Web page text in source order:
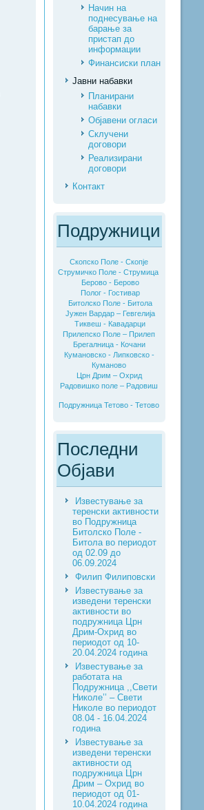
Начин на
поднесување на
барање за
пристап до
информации
Финансиски план
Јавни набавки
Планирани
набавки
Објавени огласи
Склучени
договори
Реализирани
договори
Контакт
Подружници
Скопско Поле - Скопје
Струмичко Поле - Струмица
Берово - Берово
Полог - Гостивар
Битолско Поле - Битола
Јужен Вардар – Гевгелија
Тиквеш - Кавадарци
Прилепско Поле – Прилеп
Брегалница - Кочани
Кумановско - Липковско -
Куманово
Црн Дрим – Охрид
Радовишко поле – Радовиш
Подружница Тетово - Тетово
Последни
Објави
Известување за
теренски активности
во Подружница
Битолско Поле -
Битола во периодот
од 02.09 до
06.09.2024
Филип Филиповски
Известување за
изведени теренски
активности во
подружница Црн
Дрим-Охрид во
периодот од 10-
20.04.2024 година
Известување за
работата на
Подружница ,,Свети
Николе’’ – Свети
Николе во периодот
08.04 - 16.04.2024
година
Известување за
изведени теренски
активности од
подружница Црн
Дрим – Охрид во
периодот од 01-
10.04.2024 година